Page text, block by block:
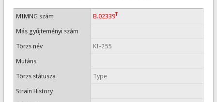
MIMNG szám B.02339T
Más gyűjteményi szám
Törzs név KI-255
Mutáns
Törzs státusza Type
Strain History